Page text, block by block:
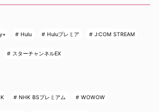
Hulu Huluプレミア J:COM STREAM
スターチャンネルEX
NHK BSプレミアム WOWOW